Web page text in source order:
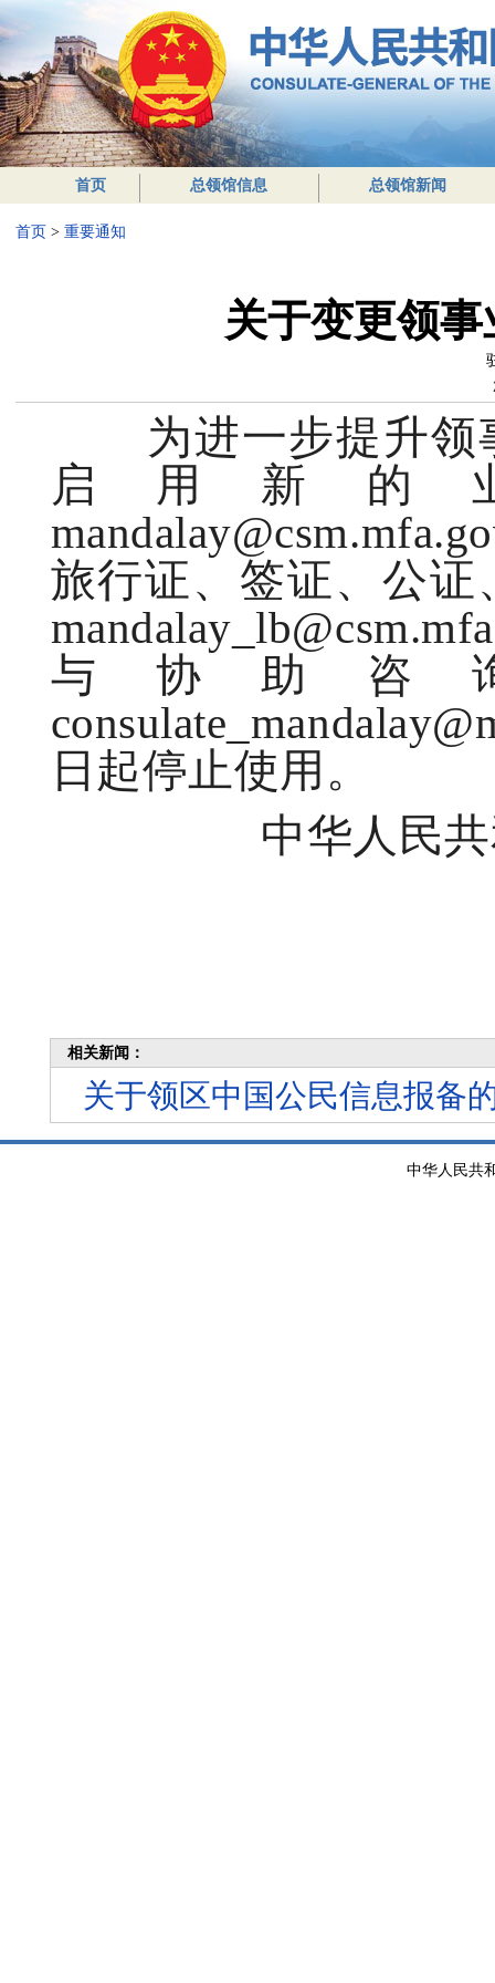
首页 总领馆信息 总领馆新闻
首页 > 重要通知
关于变更领
为进一步提升领
启用新的
旅行证、签证、公
与协助咨
日起停止使用。
中华人民
相关新闻：
关于领区中国公民信息报备
中华人民共